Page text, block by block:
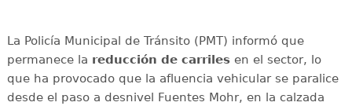
La Policía Municipal de Tránsito (PMT) informó que
permanece la reducción de carrilesen el sector, lo
que ha provocado que la afluencia vehicular se paralice
desde el paso a desnivel Fuentes Mohr, en la calzada